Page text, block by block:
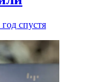
год спустя